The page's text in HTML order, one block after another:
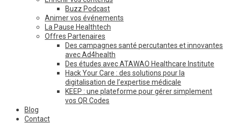
Buzz Podcast
Animer vos événements
La Pause Healthtech
Offres Partenaires
Des campagnes santé percutantes et innovantes
avec Ad4health
Des études avec ATAWAO Healthcare Institute
Hack Your Care : des solutions pour la
digitalisation de l’expertise médicale
KEEP : une plateforme pour gérer simplement
vos QR Codes
Blog
Contact